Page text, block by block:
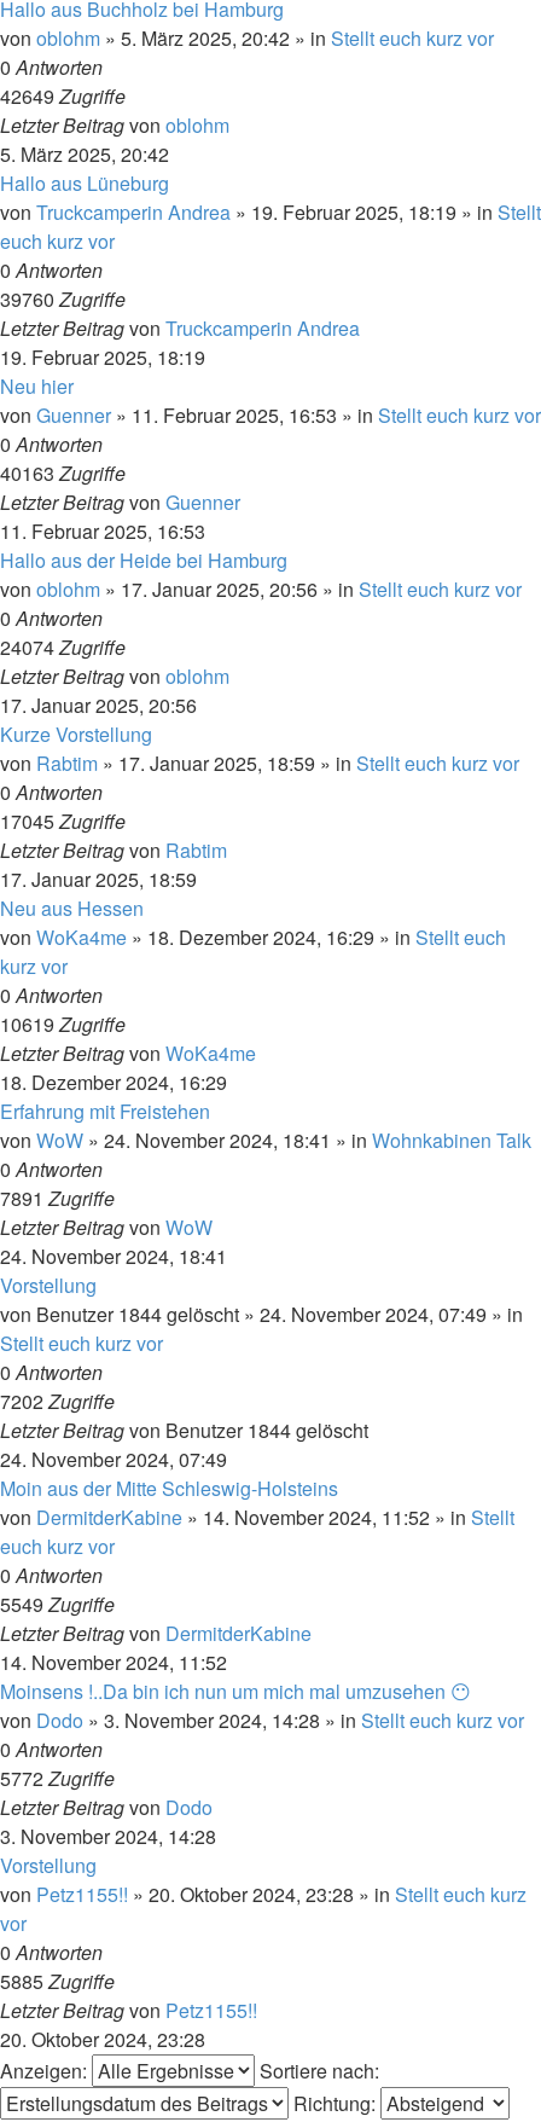
Hallo aus Buchholz bei Hamburg
von oblohm » 5. März 2025, 20:42 » in Stellt euch kurz vor
0Antworten
42649Zugriffe
Letzter Beitragvon oblohm
5. März 2025, 20:42
Hallo aus Lüneburg
von Truckcamperin Andrea » 19. Februar 2025, 18:19 » in Stellt
euch kurz vor
0Antworten
39760Zugriffe
Letzter Beitragvon Truckcamperin Andrea
19. Februar 2025, 18:19
Neu hier
von Guenner » 11. Februar 2025, 16:53 » in Stellt euch kurz vor
0Antworten
40163Zugriffe
Letzter Beitragvon Guenner
11. Februar 2025, 16:53
Hallo aus der Heide bei Hamburg
von oblohm » 17. Januar 2025, 20:56 » in Stellt euch kurz vor
0Antworten
24074Zugriffe
Letzter Beitragvon oblohm
17. Januar 2025, 20:56
Kurze Vorstellung
von Rabtim » 17. Januar 2025, 18:59 » in Stellt euch kurz vor
0Antworten
17045Zugriffe
Letzter Beitragvon Rabtim
17. Januar 2025, 18:59
Neu aus Hessen
von WoKa4me » 18. Dezember 2024, 16:29 » in Stellt euch
kurz vor
0Antworten
10619Zugriffe
Letzter Beitragvon WoKa4me
18. Dezember 2024, 16:29
Erfahrung mit Freistehen
von WoW » 24. November 2024, 18:41 » in Wohnkabinen Talk
0Antworten
7891Zugriffe
Letzter Beitragvon WoW
24. November 2024, 18:41
Vorstellung
von Benutzer 1844 gelöscht » 24. November 2024, 07:49 » in
Stellt euch kurz vor
0Antworten
7202Zugriffe
Letzter Beitragvon Benutzer 1844 gelöscht
24. November 2024, 07:49
Moin aus der Mitte Schleswig-Holsteins
von DermitderKabine » 14. November 2024, 11:52 » in Stellt
euch kurz vor
0Antworten
5549Zugriffe
Letzter Beitragvon DermitderKabine
14. November 2024, 11:52
Moinsens !..Da bin ich nun um mich mal umzusehen 😶
von Dodo » 3. November 2024, 14:28 » in Stellt euch kurz vor
0Antworten
5772Zugriffe
Letzter Beitragvon Dodo
3. November 2024, 14:28
Vorstellung
von Petz1155!! » 20. Oktober 2024, 23:28 » in Stellt euch kurz
vor
0Antworten
5885Zugriffe
Letzter Beitragvon Petz1155!!
20. Oktober 2024, 23:28
Anzeigen:
Sortiere nach:
Richtung: